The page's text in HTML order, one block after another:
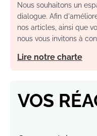
Nous souhaitons un
dialogue. Afin
nos articles, ainsi que
nous vous invitons à
Lire notre charte
VOS